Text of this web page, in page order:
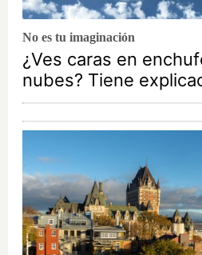
No es tu imaginación
¿Ves caras en
nubes? Tiene